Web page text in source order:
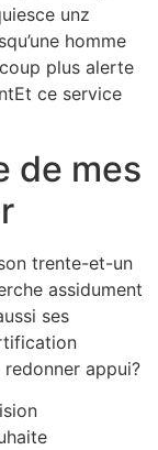
unz
homme
plus alerte
ce service
de mes
trente-et-un
assidument
ses
appui?